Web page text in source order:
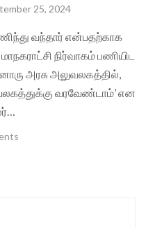
25, 2024
வந்தார் என்பதற்காக
நிர்வாகம் பணியிட
அரசு அலுவலகத்தில்,
வரவேண்டாம்’ என